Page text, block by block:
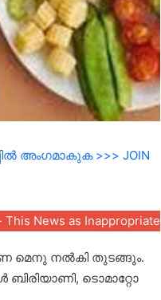
അംഗമാകുക >>> JOIN
This News as Inappropriate
മെനു നൽകി തുടങ്ങും.
ടൊമാറ്റോ